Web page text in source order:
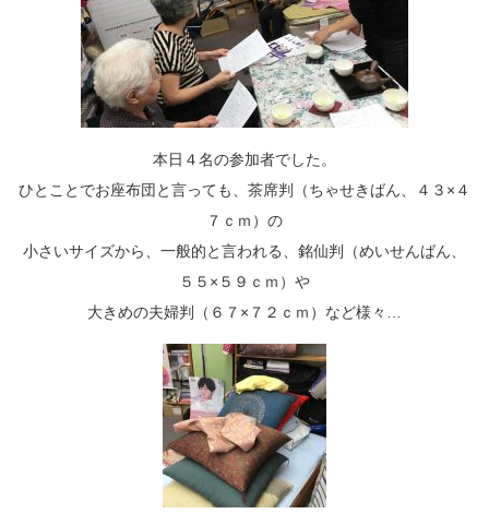
本日４名の参加者でした。
ひとことでお座布団と言っても、茶席判（ちゃせきばん、４３×４
７ｃｍ）の
小さいサイズから、一般的と言われる、銘仙判（めいせんばん、
５５×５９ｃｍ）や
大きめの夫婦判（６７×７２ｃｍ）など様々…